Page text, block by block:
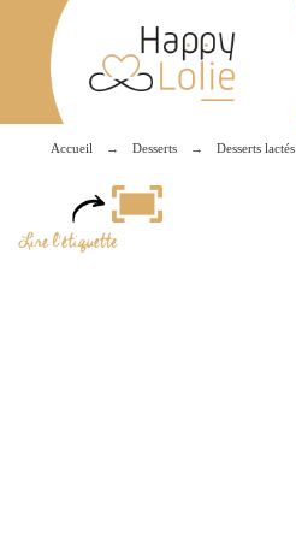
Accueil Desserts Desserts lactés